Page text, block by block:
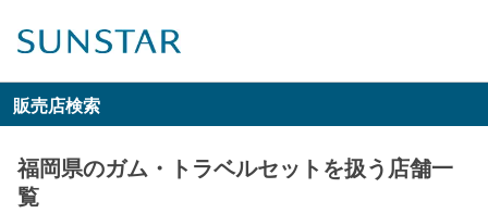
販売店検索
福岡県のガム・トラベルセットを扱う店舗一
覧